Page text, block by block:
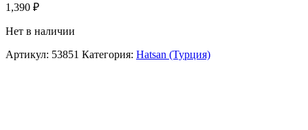
1,390 ₽
Нет в наличии
Артикул: 53851 Категория: Hatsan (Турция)